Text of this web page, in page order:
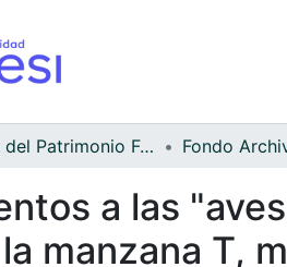
Archivo del Patrimonio Fotográfico y Fílmico del Valle del Cauca
a las
manzana T,